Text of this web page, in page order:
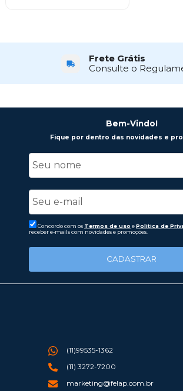
Frete Grátis
Consulte o
Bem-Vindo!
Fique por dentro das novidades e
Concordo com os Termos de uso ePolitica de
receber e-mails com novidades e promoções.
CADASTRAR
(11)99535-1362
(11) 3272-7200
marketing@felap.com.br